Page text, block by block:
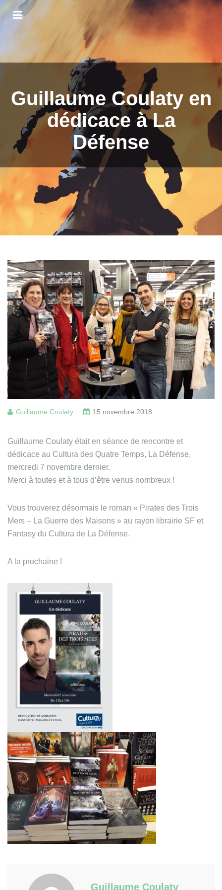
Guillaume Coulaty en
dédicace à La
Défense
Guillaume Coulaty 15 novembre 2018
Guillaume Coulaty était en séance de rencontre et
dédicace au Cultura des Quatre Temps, La Défense,
mercredi 7 novembre dernier.
Merci à toutes et à tous d’être venus nombreux !
Vous trouverez désormais le roman « Pirates des Trois
Mers – La Guerre des Maisons » au rayon librairie SF et
Fantasy du Cultura de La Défense.
A la prochaine !
Guillaume Coulaty